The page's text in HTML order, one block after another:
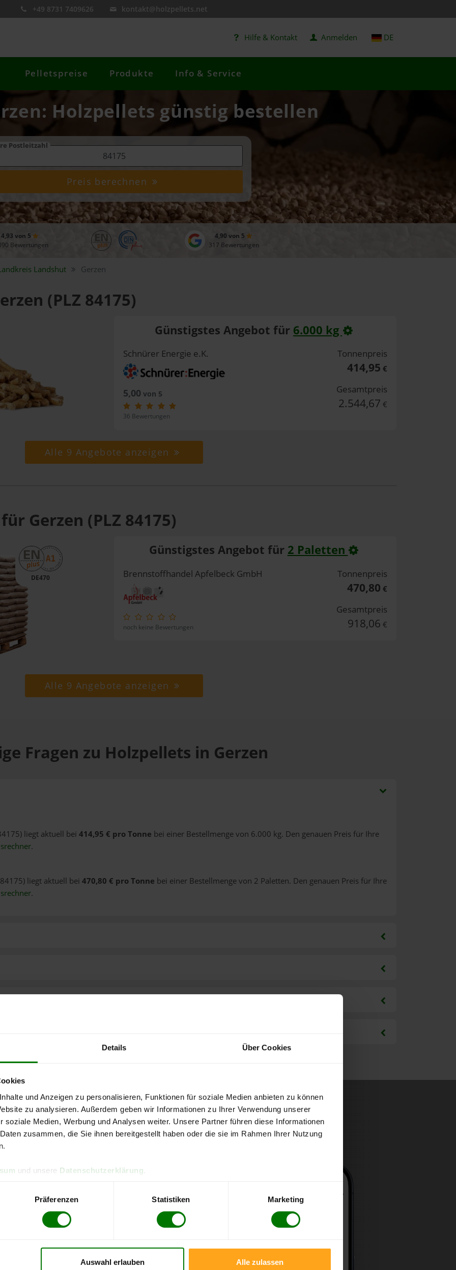
Details Über Cookies
und Anzeigen zu personalisieren, Funktionen für soziale Medien anbieten zu können
zu analysieren. Außerdem geben wir Informationen zu Ihrer Verwendung unserer
soziale Medien, Werbung und Analysen weiter. Unsere Partner führen diese Informationen
zusammen, die Sie ihnen bereitgestellt haben oder die sie im Rahmen Ihrer Nutzung
und unsere Datenschutzerklärung
Präferenzen Statistiken Marketing
Auswahl erlauben Alle zulassen
+49 8731 7409626 kontakt@holzpellets.net
Hilfe & Kontakt Anmelden DE
Pelletspreise Produkte Info & Service
Holzpellets günstig bestellen
Postleitzahl
Preis berechnen
4,93 von 5
Bewertungen
4,90 von 5
317 Bewertungen
Landshut Gerzen
(PLZ 84175)
Günstigstes Angebot für 6.000 kg
Schnürer Energie e.K.
5,00 von 5
36 Bewertungen
Tonnenpreis
414,95 €
Gesamtpreis
2.544,67 €
Alle 9 Angebote anzeigen
Gerzen (PLZ 84175)
DE470
Günstigstes Angebot für 2 Paletten
Brennstoffhandel Apfelbeck GmbH
noch keine Bewertungen
Tonnenpreis
470,80 €
Gesamtpreis
918,06 €
Alle 9 Angebote anzeigen
Fragen zu Holzpellets in Gerzen
liegt aktuell bei 414,95 € pro Tonne bei einer Bestellmenge von 6.000 kg. Den genauen Preis für Ihre
.
liegt aktuell bei 470,80 € pro Tonne bei einer Bestellmenge von 2 Paletten. Den genauen Preis für Ihre
.
kostenlose
direkt online bestellen
aktuellen Stand